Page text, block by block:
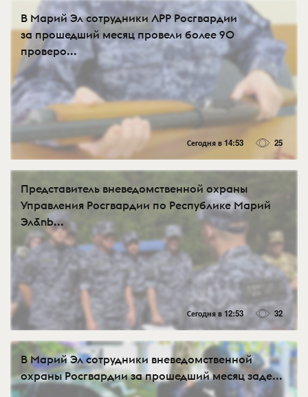
В Марий Эл сотрудники ЛРР Росгвардии
за прошедший месяц провели более 90
проверо...
Сегодня в 14:53 25
Представитель вневедомственной охраны
Управления Росгвардии по Республике Марий
Эл&nb...
Сегодня в 12:53 32
В Марий Эл сотрудники вневедомственной
охраны Росгвардии за прошедший месяц заде...